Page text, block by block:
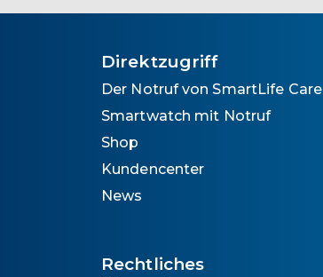
Direktzugriff
Der Notruf von SmartLife Care
Smartwatch mit Notruf
Shop
Kundencenter
News
Rechtliches